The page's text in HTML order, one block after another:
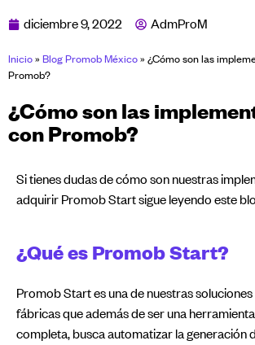
diciembre 9, 2022 AdmProM
Inicio» Blog Promob México» ¿Cómo son las
Promob?
¿Cómo son las
con Promob?
Si tienes dudas de cómo son nuestras
adquirir Promob Start sigue leyendo este
¿Qué es Promob Start?
Promob Start es una de nuestras
fábricas que además de ser una
completa, busca automatizar la generación